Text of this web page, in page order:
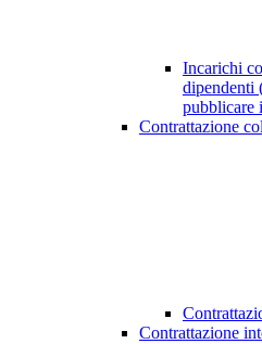
Incarichi
dipendenti
pubblicare
Contrattazione
Contrattazione